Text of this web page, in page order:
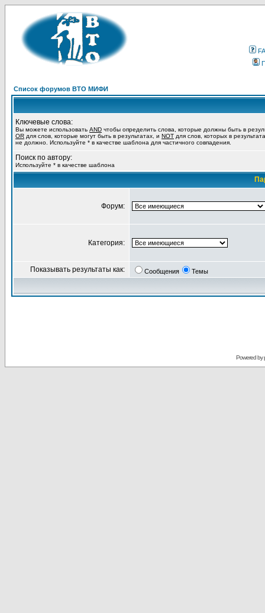
Список форумов ВТО МИФИ
Ключевые слова:
Вы можете использовать AND чтобы определить слова, которые должны быть в
OR для слов, которые могут быть в результатах, и NOT для слов, которых в
не должно. Используйте * в качестве шаблона для частичного совпадения.
Поиск по автору:
Используйте * в качестве шаблона
Форум:
Категория:
Показывать результаты как: Сообщения Темы
Powered by